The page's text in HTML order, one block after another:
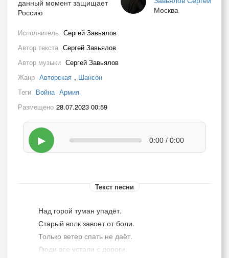
Москва
данный момент защищает
Россию
Исполнитель Сергей Завьялов
Автор текста Сергей Завьялов
Автор музыки Сергей Завьялов
Жанр Авторская , Шансон
Теги Война Армия
Размещено 28.07.2023 00:59
▶ 0:00 / 0:00
Текст песни
Над горой туман упадёт.
Старый волк завоет от боли.
Только ветер спать не даёт.
Люди все устали с дороги.